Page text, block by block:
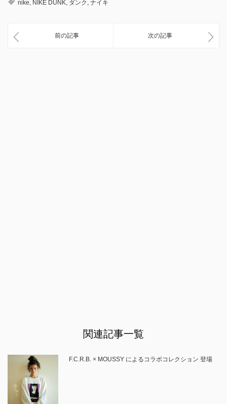
nike, NIKE DUNK, ダンク , ナイキ
前の記事 次の記事
関連記事一覧
F.C.R.B. × MOUSSY によるコラボコレクション 登場